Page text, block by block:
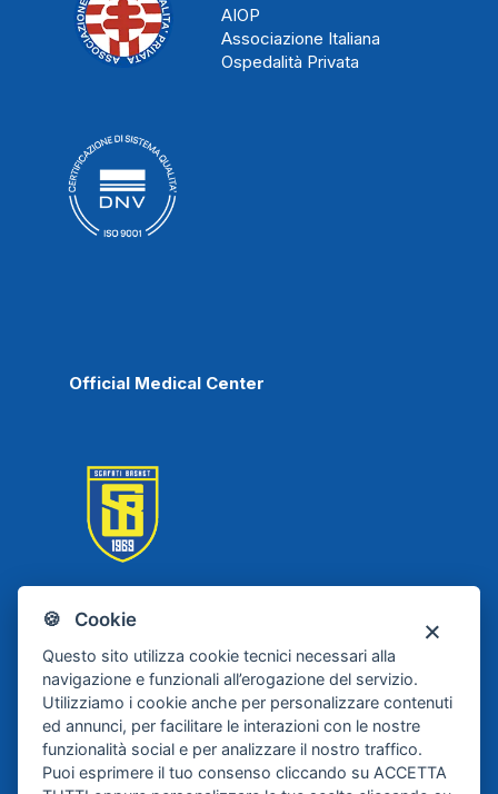
🍪 Cookie
Questo sito utilizza cookie tecnici necessari alla
navigazione e funzionali all’erogazione del servizio.
Utilizziamo i cookie anche per personalizzare contenuti
ed annunci, per facilitare le interazioni con le nostre
funzionalità social e per analizzare il nostro traffico.
Puoi esprimere il tuo consenso cliccando su ACCETTA
AIOP
Associazione Italiana
Ospedalità Privata
Official Medical Center
Scafati Basket